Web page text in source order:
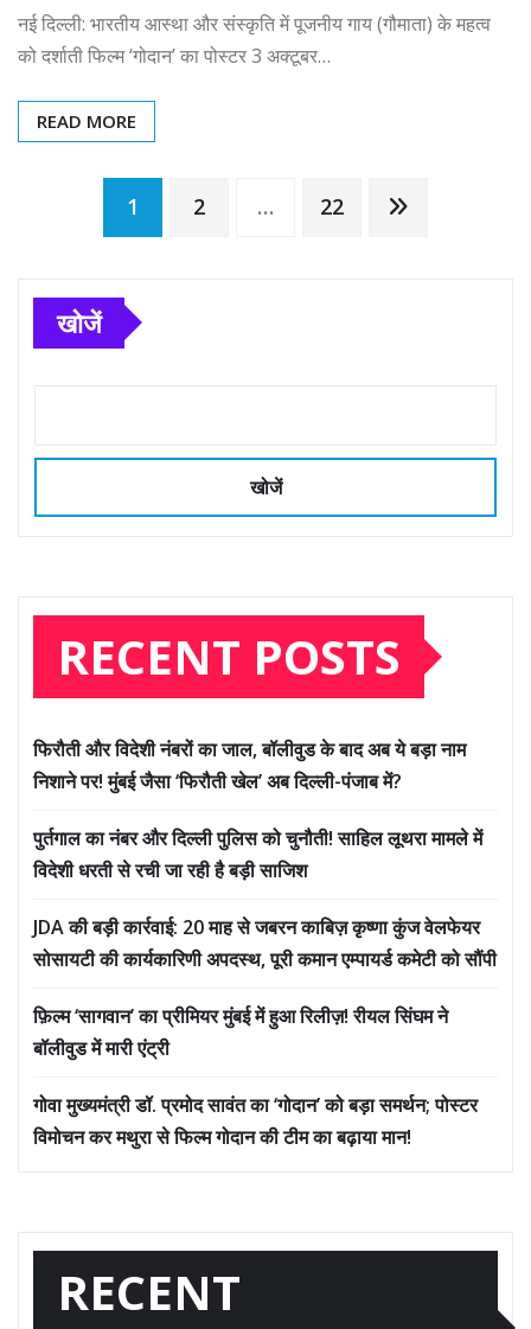
नई दिल्ली: भारतीय आस्था और संस्कृति में पूजनीय गाय (गौमाता) के महत्व
को दर्शाती फिल्म ‘गोदान’ का पोस्टर 3 अक्टूबर…
READ MORE
Posts
pagination
1 2 … 22
खोजें
खोजें
RECENT POSTS
फिरौती और विदेशी नंबरों का जाल, बॉलीवुड के बाद अब ये बड़ा नाम
निशाने पर! मुंबई जैसा ‘फिरौती खेल’ अब दिल्ली-पंजाब में?
पुर्तगाल का नंबर और दिल्ली पुलिस को चुनौती! साहिल लूथरा मामले में
विदेशी धरती से रची जा रही है बड़ी साजिश
JDA की बड़ी कार्रवाई: 20 माह से जबरन काबिज़ कृष्णा कुंज वेलफेयर
सोसायटी की कार्यकारिणी अपदस्थ, पूरी कमान एम्पायर्ड कमेटी को सौंपी
फ़िल्म ‘सागवान’ का प्रीमियर मुंबई में हुआ रिलीज़! रीयल सिंघम ने
बॉलीवुड में मारी एंट्री
गोवा मुख्यमंत्री डॉ. प्रमोद सावंत का ‘गोदान’ को बड़ा समर्थन; पोस्टर
विमोचन कर मथुरा से फिल्म गोदान की टीम का बढ़ाया मान!
RECENT